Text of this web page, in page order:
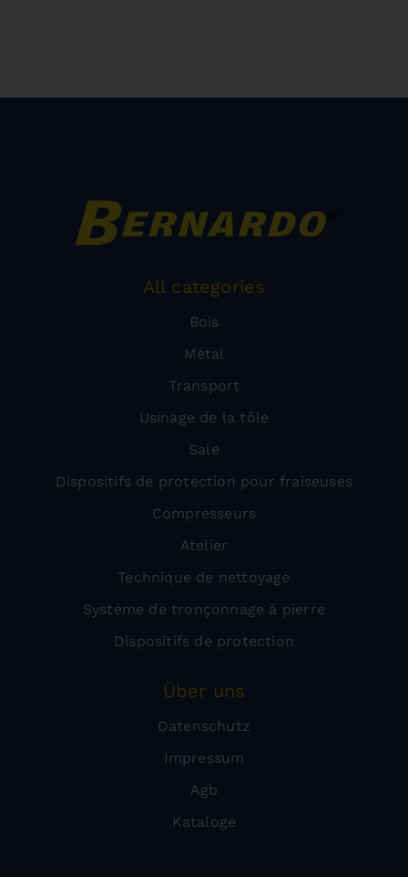
All categories
Bois
Métal
Transport
Usinage de la tôle
Sale
Dispositifs de protection pour fraiseuses
Compresseurs
Atelier
Technique de nettoyage
Système de tronçonnage à pierre
Dispositifs de protection
Über uns
Datenschutz
Impressum
Agb
Kataloge